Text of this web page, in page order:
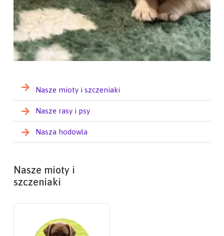
Nasze mioty i szczeniaki
Nasze rasy i psy
Nasza hodowla
Nasze mioty i
szczeniaki